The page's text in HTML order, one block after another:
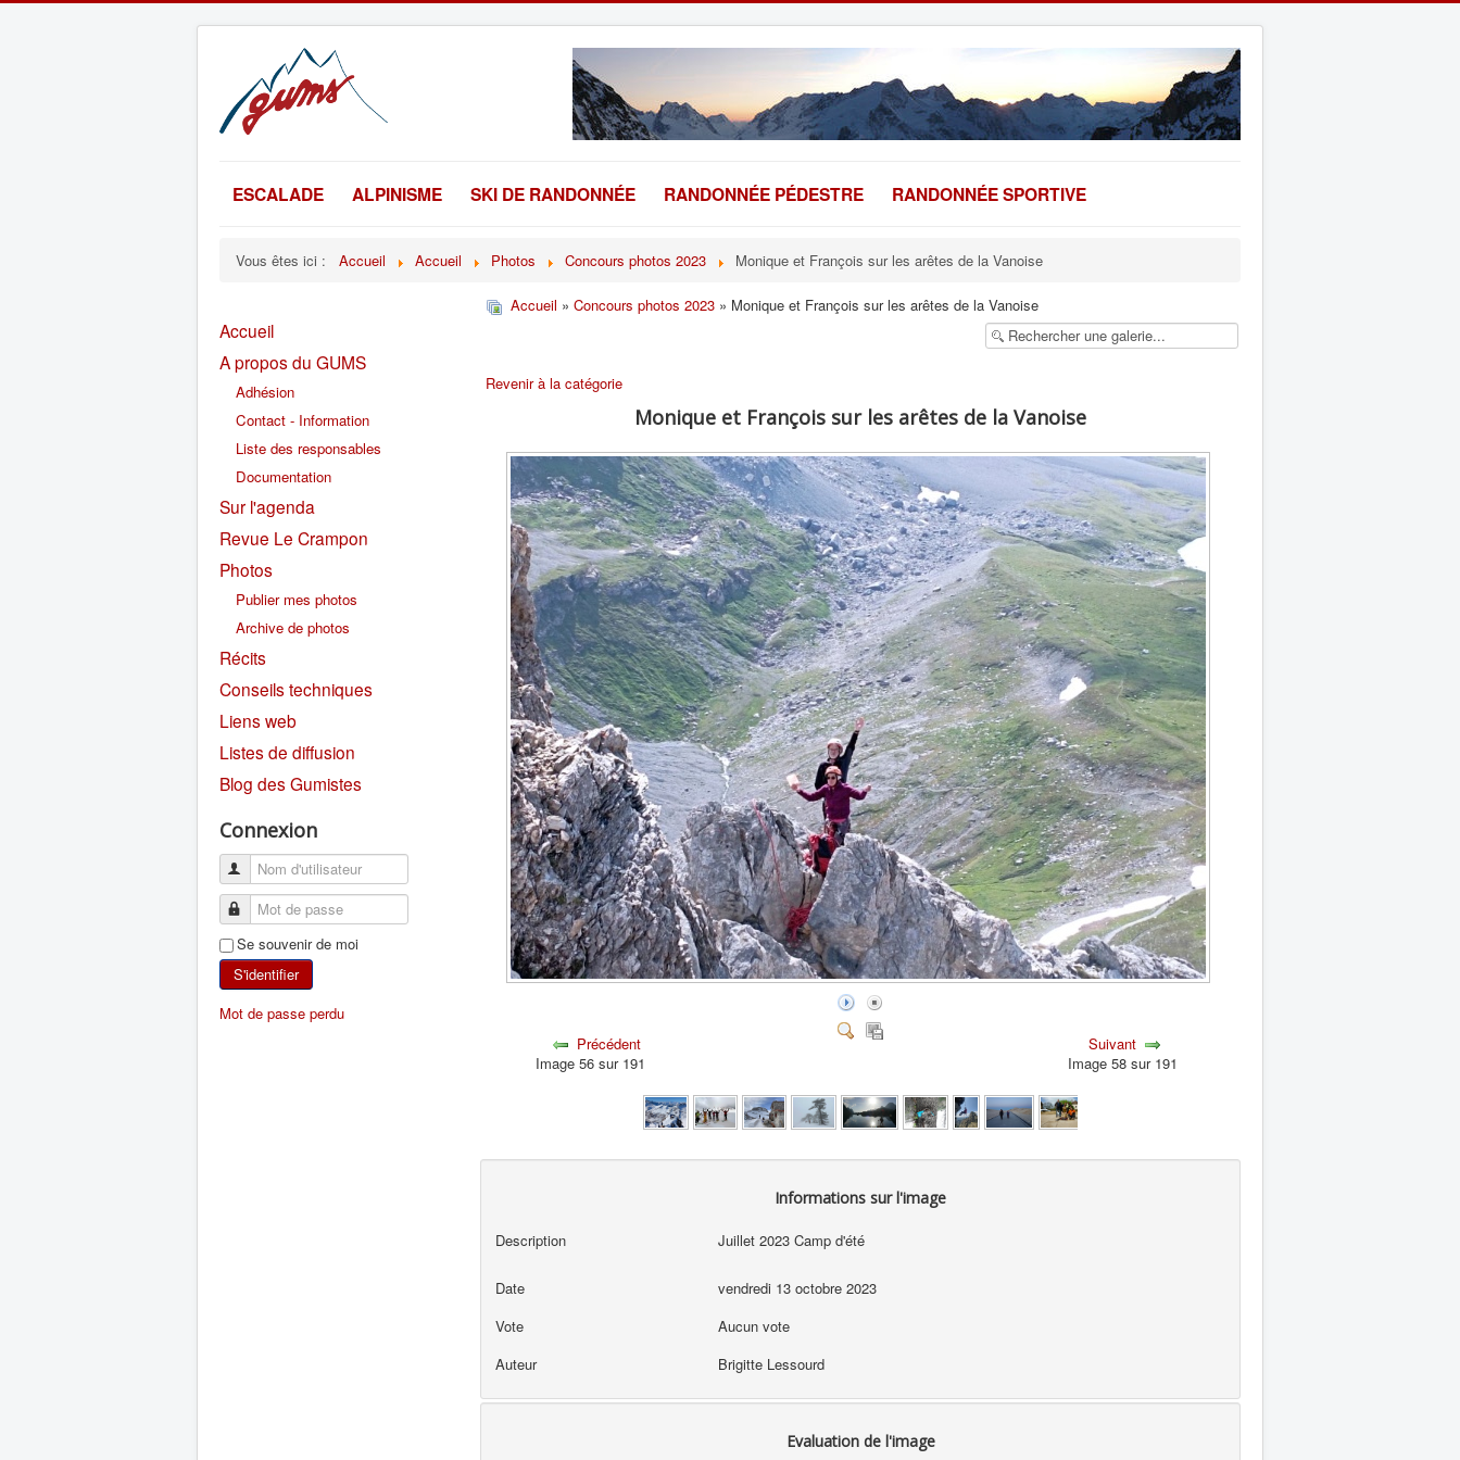
ESCALADE ALPINISME SKI DE RANDONNÉE RANDONNÉE PÉDESTRE RANDONNÉE SPORTIVE
Vous êtes ici : Accueil Accueil Photos Concours photos 2023 Monique et François sur les arêtes de la Vanoise
Accueil
A propos du GUMS
Adhésion
Contact - Information
Liste des responsables
Documentation
Sur l'agenda
Revue Le Crampon
Photos
Publier mes photos
Archive de photos
Récits
Conseils techniques
Liens web
Listes de diffusion
Blog des Gumistes
Connexion
Se souvenir de moi
S'identifier
Mot de passe perdu
Accueil » Concours photos 2023 » Monique et François sur les arêtes de la Vanoise
Revenir à la catégorie
Monique et François sur les arêtes de la Vanoise
Précédent
Image 56 sur 191
Suivant
Image 58 sur 191
Informations sur l'image
Description Juillet 2023 Camp d'été
Date
vendredi 13 octobre 2023
Vote
Aucun vote
Auteur
Brigitte Lessourd
Evaluation de l'image